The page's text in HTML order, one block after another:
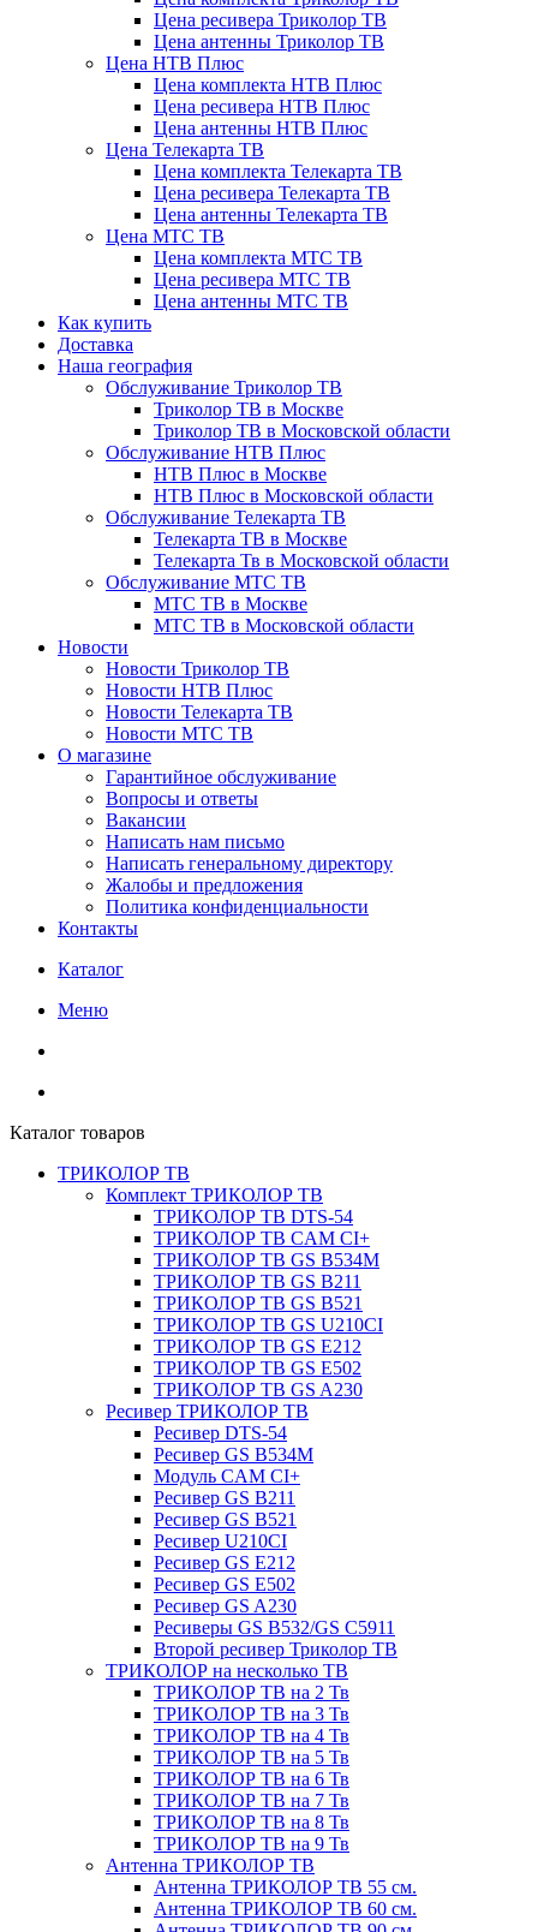
Цена ресивера Триколор ТВ
Цена антенны Триколор ТВ
Цена НТВ Плюс
Цена комплекта НТВ Плюс
Цена ресивера НТВ Плюс
Цена антенны НТВ Плюс
Цена Телекарта ТВ
Цена комплекта Телекарта ТВ
Цена ресивера Телекарта ТВ
Цена антенны Телекарта ТВ
Цена МТС ТВ
Цена комплекта МТС ТВ
Цена ресивера МТС ТВ
Цена антенны МТС ТВ
Как купить
Доставка
Наша география
Обслуживание Триколор ТВ
Триколор ТВ в Москве
Триколор ТВ в Московской области
Обслуживание НТВ Плюс
НТВ Плюс в Москве
НТВ Плюс в Московской области
Обслуживание Телекарта ТВ
Телекарта ТВ в Москве
Телекарта Тв в Московской области
Обслуживание МТС ТВ
МТС ТВ в Москве
МТС ТВ в Московской области
Новости
Новости Триколор ТВ
Новости НТВ Плюс
Новости Телекарта ТВ
Новости МТС ТВ
О магазине
Гарантийное обслуживание
Вопросы и ответы
Вакансии
Написать нам письмо
Написать генеральному директору
Жалобы и предложения
Политика конфиденциальности
Контакты
Каталог
Меню
Каталог товаров
ТРИКОЛОР ТВ
Комплект ТРИКОЛОР ТВ
ТРИКОЛОР ТВ DTS-54
ТРИКОЛОР ТВ CAM CI+
ТРИКОЛОР ТВ GS B534M
ТРИКОЛОР ТВ GS B211
ТРИКОЛОР ТВ GS B521
ТРИКОЛОР ТВ GS U210CI
ТРИКОЛОР ТВ GS E212
ТРИКОЛОР ТВ GS E502
ТРИКОЛОР ТВ GS A230
Ресивер ТРИКОЛОР ТВ
Ресивер DTS-54
Ресивер GS B534M
Модуль CAM CI+
Ресивер GS B211
Ресивер GS B521
Ресивер U210CI
Ресивер GS E212
Ресивер GS E502
Ресивер GS A230
Ресиверы GS B532/GS C5911
Второй ресивер Триколор ТВ
ТРИКОЛОР на несколько ТВ
ТРИКОЛОР ТВ на 2 Тв
ТРИКОЛОР ТВ на 3 Тв
ТРИКОЛОР ТВ на 4 Тв
ТРИКОЛОР ТВ на 5 Тв
ТРИКОЛОР ТВ на 6 Тв
ТРИКОЛОР ТВ на 7 Тв
ТРИКОЛОР ТВ на 8 Тв
ТРИКОЛОР ТВ на 9 Тв
Антенна ТРИКОЛОР ТВ
Антенна ТРИКОЛОР ТВ 55 см.
Антенна ТРИКОЛОР ТВ 60 см.